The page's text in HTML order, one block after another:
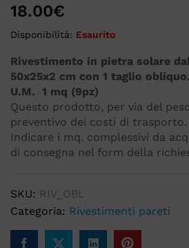
18.00€
Disponibilità: Esaurito
Rivestimento in pietra solare
50x25x2 cm con 1 taglio obliquo.
U.M. 1 mq (9pz)
Questo prodotto, per via del
preventivo dei costi di trasporto.
Indicare i mq. complessivi da
di consegna nel form della
SKU: RIV_OBL
Categoria: Rivestimenti pareti